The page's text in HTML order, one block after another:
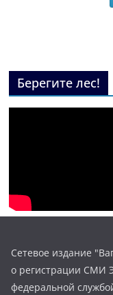
Берегите лес!
Сетевое издание
о регистрации СМИ
федеральной